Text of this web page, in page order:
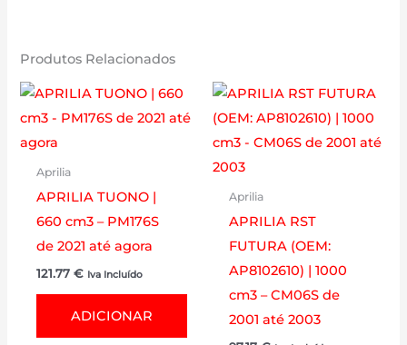
Produtos Relacionados
Aprilia
APRILIA TUONO |
660 cm3 – PM176S
de 2021 até agora
121.77 € Iva Incluído
ADICIONAR
Aprilia
APRILIA RST
FUTURA (OEM:
AP8102610) | 1000
cm3 – CM06S de
2001 até 2003